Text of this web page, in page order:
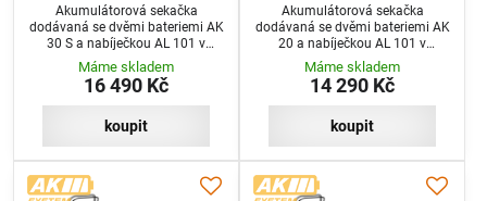
Akumulátorová sekačka
dodávaná se dvěmi bateriemi AK
30 S a nabíječkou AL 101 v
programu SET+
Máme skladem
16 490 Kč
koupit
Akumulátorová sekačka
dodávaná se dvěmi bateriemi AK
20 a nabíječkou AL 101 v
programu SET+
Máme skladem
14 290 Kč
koupit